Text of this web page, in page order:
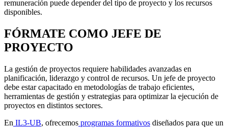
remuneración puede depender del tipo de proyecto y los recursos
disponibles.
FÓRMATE COMO JEFE DE
PROYECTO
La gestión de proyectos requiere habilidades avanzadas en
planificación, liderazgo y control de recursos. Un jefe de proyecto
debe estar capacitado en metodologías de trabajo eficientes,
herramientas de gestión y estrategias para optimizar la ejecución de
proyectos en distintos sectores.
En IL3-UB, ofrecemos programas formativos diseñados para que un